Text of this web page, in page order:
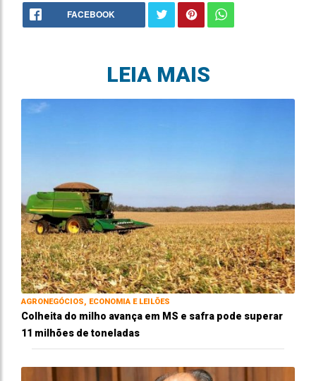
FACEBOOK
LEIA MAIS
AGRONEGÓCIOS, ECONOMIA E LEILÕES
Colheita do milho avança em MS e safra pode superar
11 milhões de toneladas